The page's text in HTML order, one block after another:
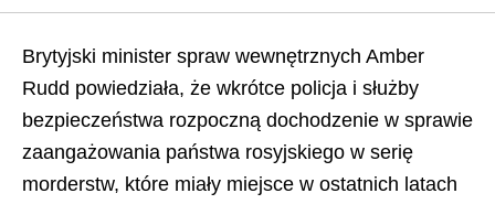
Brytyjski minister spraw wewnętrznych Amber
Rudd powiedziała, że wkrótce policja i służby
bezpieczeństwa rozpoczną dochodzenie w sprawie
zaangażowania państwa rosyjskiego w serię
morderstw, które miały miejsce w ostatnich latach